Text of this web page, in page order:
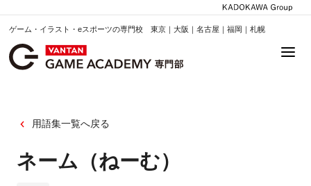
ゲーム・イラスト・eスポーツの専門校 東京｜大阪｜名古屋｜福岡｜札幌
用語集一覧へ戻る
ネーム（ねーむ）